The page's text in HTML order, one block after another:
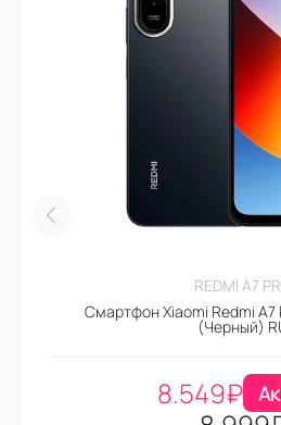
REDMI A7
Смартфон Xiaomi Redmi A7
(Черный)
8.549₽